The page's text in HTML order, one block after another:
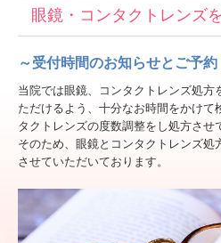
メディア情報
リンク集
プライバシーポリシー
目の病気
眼鏡・コンタクトレンズ処方
眼鏡・コンタクトレンズ
～受付時間のお知らせとご予
当院では眼鏡、コンタクトレンズ処方
ただけるよう、十分なお時間をかけて
タクトレンズの度数調整をし処方させ
そのため、眼鏡とコンタクトレンズ処
させていただいております。